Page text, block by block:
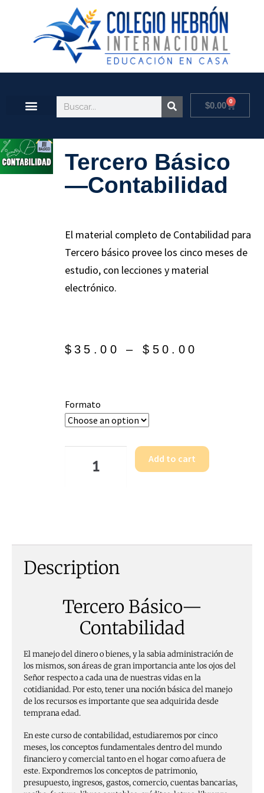
$0.00 0
Tercero Básico
—Contabilidad
El material completo de Contabilidad para
Tercero básico provee los cinco meses de
estudio, con lecciones y material
electrónico.
$ 35.00 – $ 50.00
Formato
Add to cart
Description
Tercero Básico—
Contabilidad
El manejo del dinero o bienes, y la sabia administración de
los mismos, son áreas de gran importancia ante los ojos del
Señor respecto a cada una de nuestras vidas en la
cotidianidad. Por esto, tener una noción básica del manejo
de los recursos es importante que sea adquirida desde
temprana edad.
En este curso de contabilidad, estudiaremos por cinco
meses, los conceptos fundamentales dentro del mundo
financiero y comercial tanto en el hogar como afuera de
este. Expondremos los conceptos de patrimonio,
presupuesto, ingresos, gastos, comercio, cuentas bancarias,